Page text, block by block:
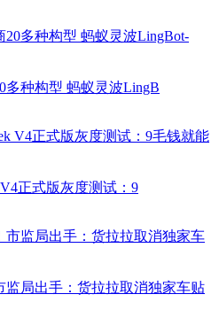
多种构型 蚂蚁灵波LingB
正式版灰度测试：9
监局出手：货拉拉取消独家车贴